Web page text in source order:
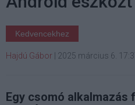
Kedvencekhez
Hajdú Gábor 2025 március 6.
Egy csomó alkalmazás